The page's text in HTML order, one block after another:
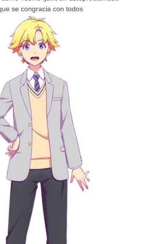
se congracia con todos